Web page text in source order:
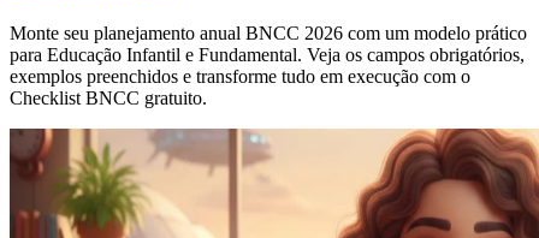
Monte seu planejamento anual BNCC 2026 com um modelo prático
para Educação Infantil e Fundamental. Veja os campos obrigatórios,
exemplos preenchidos e transforme tudo em execução com o
Checklist BNCC gratuito.